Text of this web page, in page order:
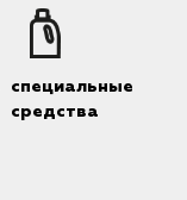
специальные
средства